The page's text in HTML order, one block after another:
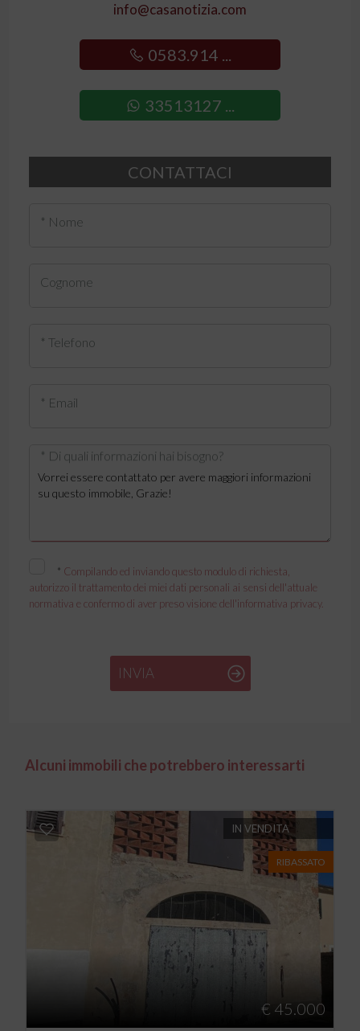
info@casanotizia.com
0583.914 ...
33513127 ...
CONTATTACI
* Nome
Cognome
* Telefono
* Email
* Di quali informazioni hai bisogno?
* Compilando ed inviando questo modulo di richiesta,
autorizzo il trattamento dei miei dati personali ai sensi dell'attuale
normativa e confermo di aver preso visione dell'informativa privacy.
INVIA
Alcuni immobili che potrebbero interessarti
IN VENDITA
RIBASSATO
€ 45.000